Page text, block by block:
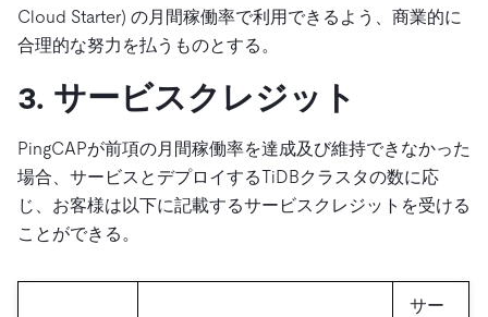
Cloud Starter) の月間稼働率で利用できるよう、商業的に
合理的な努力を払うものとする。
3. サービスクレジット
PingCAPが前項の月間稼働率を達成及び維持できなかった
場合、サービスとデプロイするTiDBクラスタの数に応
じ、お客様は以下に記載するサービスクレジットを受ける
ことができる。
サー